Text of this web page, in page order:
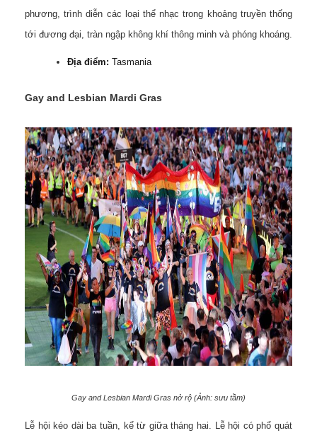
phương, trình diễn các loại thể nhạc trong khoảng truyền thống
tới đương đại, tràn ngập không khí thông minh và phóng khoáng.
Địa điểm: Tasmania
Gay and Lesbian Mardi Gras
Gay and Lesbian Mardi Gras nở rộ (Ảnh: sưu tầm)
Lễ hội kéo dài ba tuần, kể từ giữa tháng hai. Lễ hội có phổ quát